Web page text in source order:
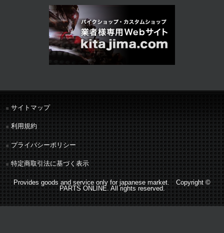
サイトマップ
利用規約
プライバシーポリシー
特定商取引法に基づく表示
Provides goods and service only for japanese market. Copyright ©
PARTS ONLINE. All rights reserved.